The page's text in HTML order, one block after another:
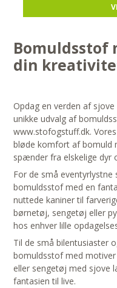
Bomuldsstof
din
Opdag en verden af
unikke udvalg af
www.stofogstuff.dk.
bløde komfort af bomuld
spænder fra elskelige dyr
For de små
bomuldsstof med en
nuttede kaniner til
børnetøj, sengetøj eller
hos enhver lille
Til de små bilentusiaster
bomuldsstof med
eller sengetøj med sjove
fantasien til live.